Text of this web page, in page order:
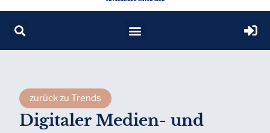
zurück zu Trends
Digitaler Medien- und